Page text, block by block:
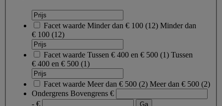
Facet waarde Minder dan € 100 (12) Minder dan
€ 100 (12)
Facet waarde Tussen € 400 en € 500 (1) Tussen
€ 400 en € 500 (1)
Facet waarde Meer dan € 500 (2) Meer dan € 500 (2)
Ondergrens Bovengrens €
- €